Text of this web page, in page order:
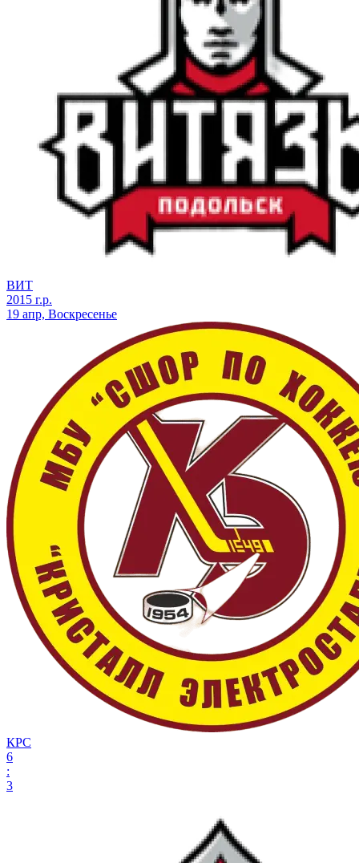
ВИТ
2015 г.р.
19 апр, Воскресенье
КРС
6
:
3